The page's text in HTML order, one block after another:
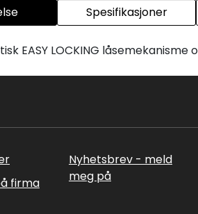
Spesifikasjoner
EASY LOCKING låsemekanisme
firma
Nyhetsbrev - meld
meg på